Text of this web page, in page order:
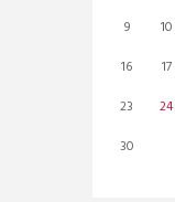
9
10
16
17
23
24
30